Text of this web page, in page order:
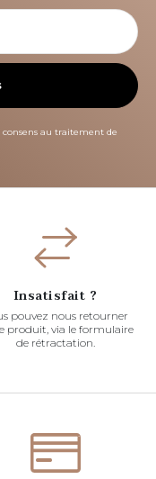
consens au traitement de
Insatisfait ?
pouvez nous retourner
produit, via le formulaire
de rétractation.